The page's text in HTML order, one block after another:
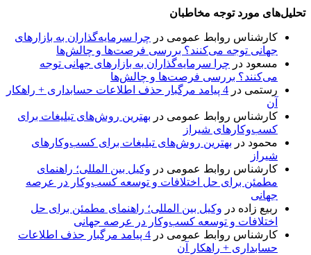
تحلیل‌های مورد توجه مخاطبان
کارشناس روابط عمومی در چرا سرمایه‌گذاران به بازارهای
جهانی توجه می‌کنند؟ بررسی فرصت‌ها و چالش‌ها
مسعود در چرا سرمایه‌گذاران به بازارهای جهانی توجه
می‌کنند؟ بررسی فرصت‌ها و چالش‌ها
رستمی در
4 پیامد مرگبار حذف اطلاعات حسابداری + راهکار
آن
کارشناس روابط عمومی در بهترین روش‌های تبلیغات برای
کسب‌وکارهای شیراز
محمود در بهترین روش‌های تبلیغات برای کسب‌وکارهای
شیراز
کارشناس روابط عمومی در وکیل بین المللی؛ راهنمای
مطمئن برای حل اختلافات و توسعه کسب‌وکار در عرصه
جهانی
ربیع زاده در وکیل بین المللی؛ راهنمای مطمئن برای حل
اختلافات و توسعه کسب‌وکار در عرصه جهانی
کارشناس روابط عمومی در
4 پیامد مرگبار حذف اطلاعات
حسابداری + راهکار آن